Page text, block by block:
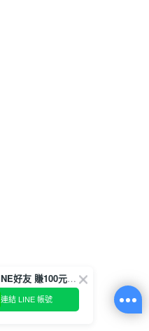
❤️加LINE好友 賺100元券！
連結 LINE 帳號